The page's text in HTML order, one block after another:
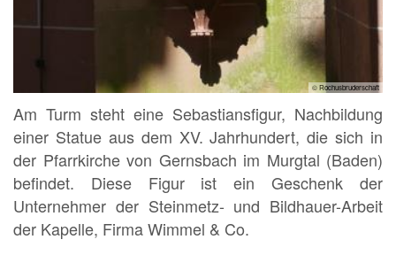
© Rochusbruderschaft
Am Turm steht eine Sebastiansfigur, Nachbildung
einer Statue aus dem XV. Jahrhundert, die sich in
der Pfarrkirche von Gernsbach im Murgtal (Baden)
befindet. Diese Figur ist ein Geschenk der
Unternehmer der Steinmetz- und Bildhauer-Arbeit
der Kapelle, Firma Wimmel & Co.